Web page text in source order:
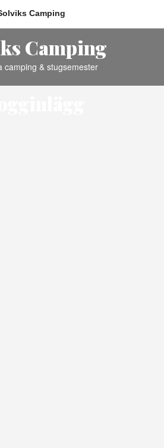
Camping
Camping
camping & stugsemester